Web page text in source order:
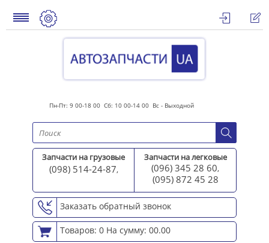
Пн-Пт: 9 00-18 00 Сб: 10 00-14 00 Вс - Выходной
Запчасти на грузовые
(098) 514-24-87,
Запчасти на легковые
(096) 345 28 60,
(095) 872 45 28
Заказать обратный звонок
Товаров: 0 На сумму: 00.00